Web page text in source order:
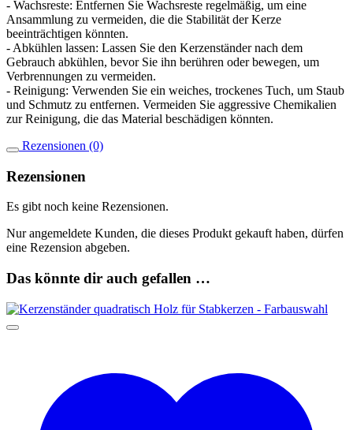
- Wachsreste: Entfernen Sie Wachsreste regelmäßig, um eine
Ansammlung zu vermeiden, die die Stabilität der Kerze
beeinträchtigen könnten.
- Abkühlen lassen: Lassen Sie den Kerzenständer nach dem
Gebrauch abkühlen, bevor Sie ihn berühren oder bewegen, um
Verbrennungen zu vermeiden.
- Reinigung: Verwenden Sie ein weiches, trockenes Tuch, um Staub
und Schmutz zu entfernen. Vermeiden Sie aggressive Chemikalien
zur Reinigung, die das Material beschädigen könnten.
Rezensionen (0)
Rezensionen
Es gibt noch keine Rezensionen.
Nur angemeldete Kunden, die dieses Produkt gekauft haben, dürfen
eine Rezension abgeben.
Das könnte dir auch gefallen …